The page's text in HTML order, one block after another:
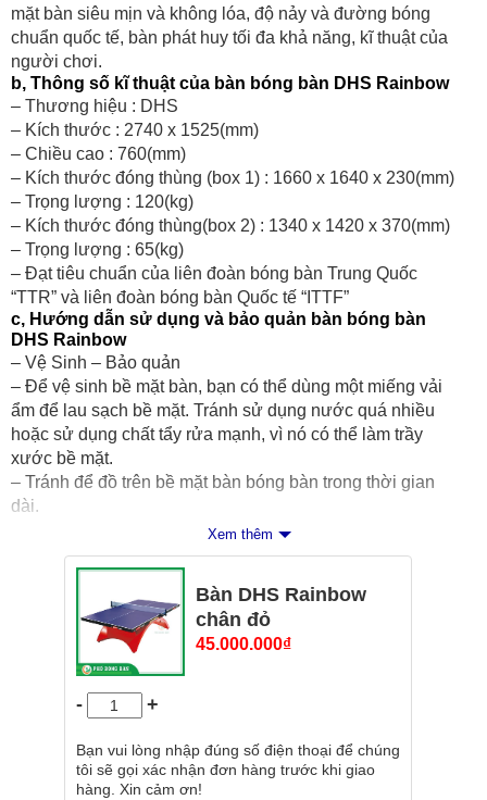
mặt bàn siêu mịn và không lóa, độ nảy và đường bóng
chuẩn quốc tế, bàn phát huy tối đa khả năng, kĩ thuật của
người chơi.
b, Thông số kĩ thuật của bàn bóng bàn DHS Rainbow
– Thương hiệu : DHS
– Kích thước : 2740 x 1525(mm)
– Chiều cao : 760(mm)
– Kích thước đóng thùng (box 1) : 1660 x 1640 x 230(mm)
– Trọng lượng : 120(kg)
– Kích thước đóng thùng(box 2) : 1340 x 1420 x 370(mm)
– Trọng lượng : 65(kg)
– Đạt tiêu chuẩn của liên đoàn bóng bàn Trung Quốc
“TTR” và liên đoàn bóng bàn Quốc tế “ITTF”
c, Hướng dẫn sử dụng và bảo quản bàn bóng bàn
DHS Rainbow
– Vệ Sinh – Bảo quản
– Để vệ sinh bề mặt bàn, bạn có thể dùng một miếng vải
ẩm để lau sạch bề mặt. Tránh sử dụng nước quá nhiều
hoặc sử dụng chất tẩy rửa mạnh, vì nó có thể làm trầy
xước bề mặt.
– Tránh để đồ trên bề mặt bàn bóng bàn trong thời gian
dài.
– Bảo quản bàn bóng bàn ở nơi khô ráo và thoáng mát,
tránh nắng nóng.
– Khi không sử dụng bàn bóng bàn trong thời gian dài, hãy
bảo vệ bề mặt bàn bằng một tấm phủ chuyên dụng hoặc
bằng một tấm vải để tránh bụi bẩn và các vật dụng khác có
thể làm trầy xước bề mặt.
Cam kết 100% hàng chính hãng – Phố Bóng Bàn
Xem thêm
Bàn DHS Rainbow
chân đỏ
45.000.000₫
- +
Bạn vui lòng nhập đúng số điện thoại để chúng
tôi sẽ gọi xác nhận đơn hàng trước khi giao
hàng. Xin cảm ơn!